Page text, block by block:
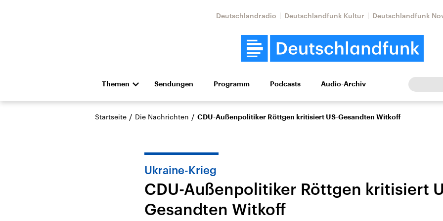
Deutschlandradio Deutschlandfunk Kultur Deutschlandfunk
Themen
Die Nachrichten Politik Wirtschaft Wissen Kultur Europa
Hörspiel und Feature Musik
Landtagswahl Sachsen-
Anhalt 2026
USA
Aktuelle Beiträge,
Sendungen Programm Podcasts Audio-Archiv
Startseite / Die Nachrichten / CDU-Außenpolitiker Röttgen kritisiert US-Gesandten Witkoff
Ukraine-Krieg
CDU-Außenpolitiker Röttgen kritisiert
Gesandten Witkoff